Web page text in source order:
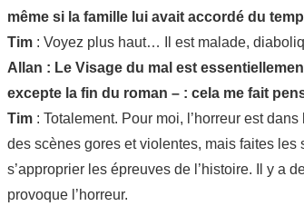
même si la famille lui avait accordé du
Tim : Voyez plus haut… Il est malade,
Allan : Le Visage du mal est
excepte la fin du roman – : cela me fait
Tim : Totalement. Pour moi, l’horreur est
des scènes gores et violentes, mais faites
s’approprier les épreuves de l’histoire. Il y a
provoque l’horreur.